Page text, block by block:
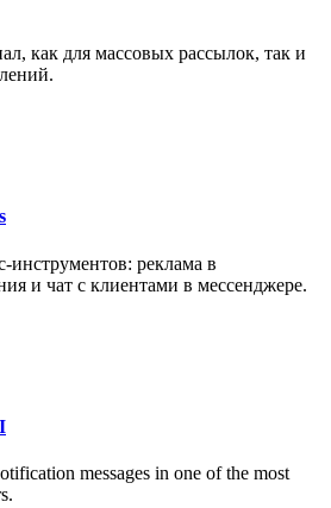
как для массовых рассылок, так и
реклама в
и чат с клиентами в мессенджере.
messages in one of the most